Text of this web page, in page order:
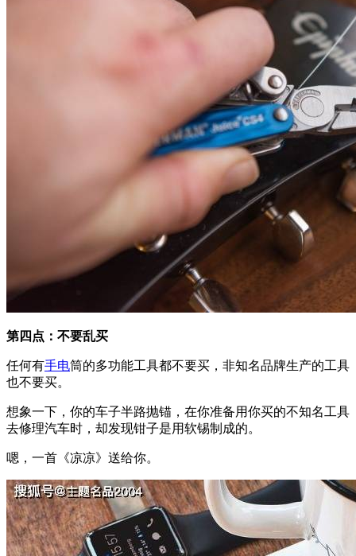
第四点：不要乱买
任何有手电筒的多功能工具都不要买，非知名品牌生产的工具
也不要买。
想象一下，你的车子半路抛锚，在你准备用你买的不知名工具
去修理汽车时，却发现钳子是用软锡制成的。
嗯，一首《凉凉》送给你。